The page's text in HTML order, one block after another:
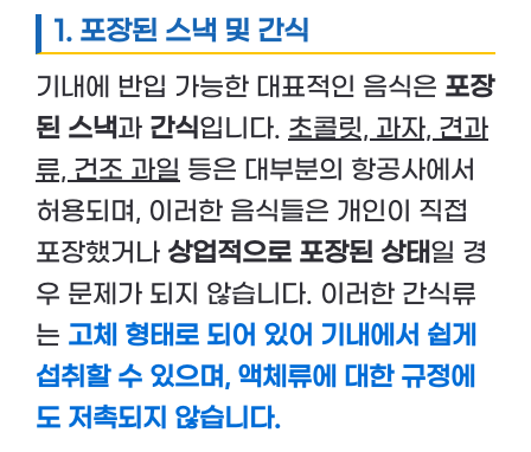
1. 포장된 스낵 및 간식
기내에 반입 가능한 대표적인 음식은 포장
된 스낵과 간식입니다. 초콜릿, 과자, 견과
류, 건조 과일 등은 대부분의 항공사에서
허용되며, 이러한 음식들은 개인이 직접
포장했거나 상업적으로 포장된 상태일 경
우 문제가 되지 않습니다. 이러한 간식류
는 고체 형태로 되어 있어 기내에서 쉽게
섭취할 수 있으며, 액체류에 대한 규정에
도 저촉되지 않습니다.